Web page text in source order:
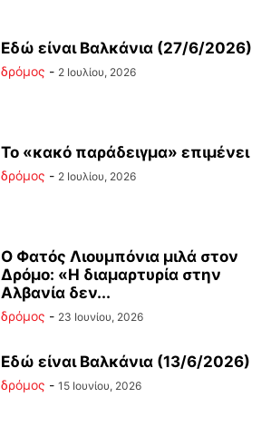
Εδώ είναι Βαλκάνια (27/6/2026)
δρόμος - 2 Ιουλίου, 2026
Το «κακό παράδειγμα» επιμένει
δρόμος - 2 Ιουλίου, 2026
Ο Φατός Λιουμπόνια μιλά στον
Δρόμο: «Η διαμαρτυρία στην
Αλβανία δεν...
δρόμος - 23 Ιουνίου, 2026
Εδώ είναι Βαλκάνια (13/6/2026)
δρόμος - 15 Ιουνίου, 2026